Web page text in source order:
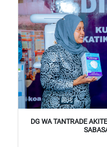
DG WA TANTRADE